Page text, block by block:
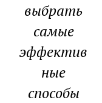
выбрать
самые
эффектив
ные
способы